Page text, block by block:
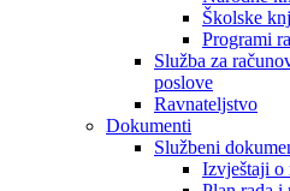
Školske
Programi
Služba za
poslove
Ravnateljstvo
Dokumenti
Službeni
Izvještaji o